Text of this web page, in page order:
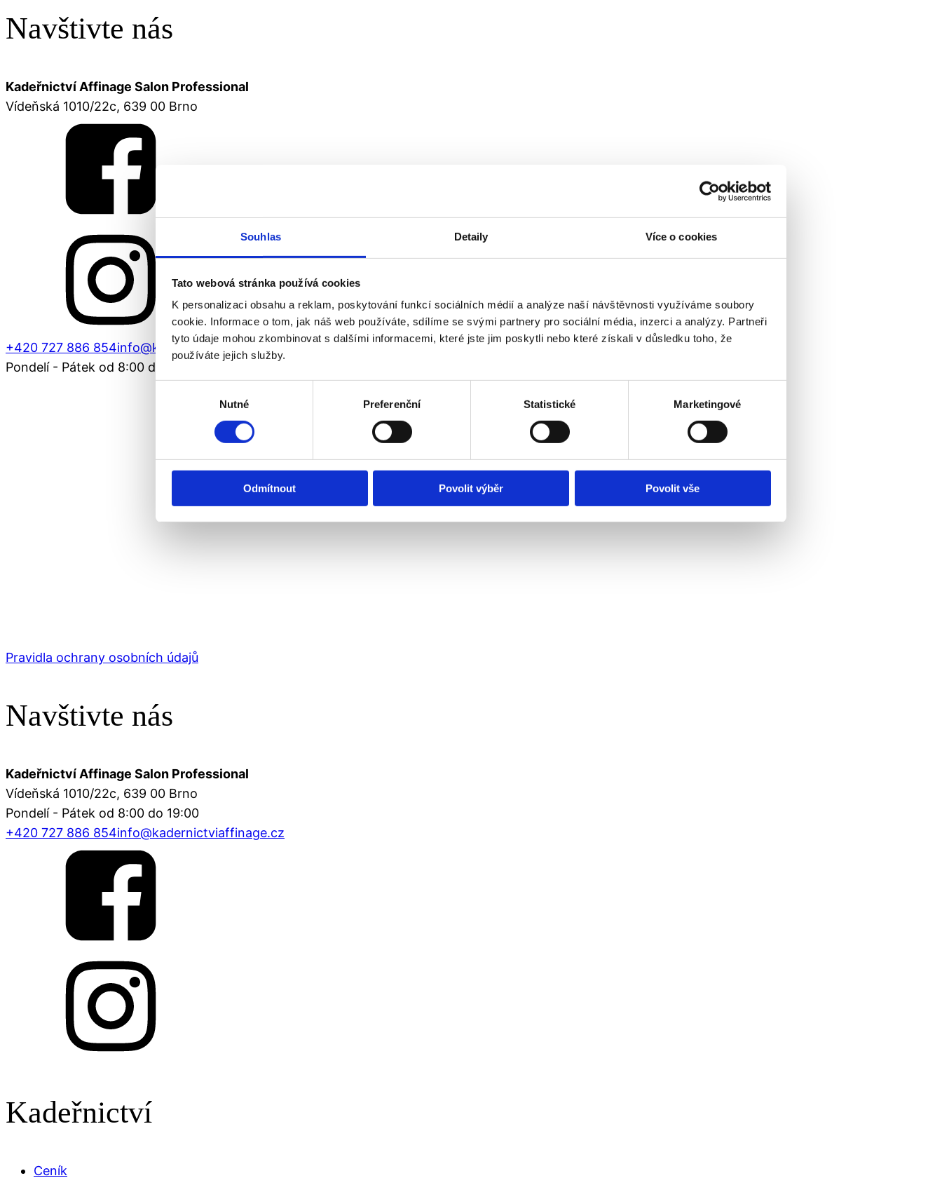
Souhlas Detaily Více o cookies
Tato webová stránka používá cookies
K personalizaci obsahu a reklam, poskytování funkcí sociálních médií a analýze naší návštěvnosti využíváme soubory
cookie. Informace o tom, jak náš web používáte, sdílíme se svými partnery pro sociální média, inzerci a analýzy. Partneři
tyto údaje mohou zkombinovat s dalšími informacemi, které jste jim poskytli nebo které získali v důsledku toho, že
používáte jejich služby.
Nutné Preferenční Statistické Marketingové
Odmítnout Povolit výběr Povolit vše
Navštivte nás
Kadeřnictví Affinage Salon Professional
Vídeňská 1010/22c, 639 00 Brno
+420 727 886 854info@kadernictviaffinage.cz
Pondelí - Pátek od 8:00 do 19:00
Pravidla ochrany osobních údajů
Navštivte nás
Kadeřnictví Affinage Salon Professional
Vídeňská 1010/22c, 639 00 Brno
Pondelí - Pátek od 8:00 do 19:00
+420 727 886 854info@kadernictviaffinage.cz
Kadeřnictví
Ceník